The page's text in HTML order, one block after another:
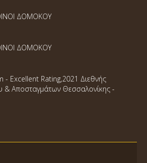
ΔΟΜΟΚΟΥ
ΔΟΜΟΚΟΥ
- Excellent Rating,2021 Διεθνής
& Αποσταγμάτων Θεσσαλονίκης -